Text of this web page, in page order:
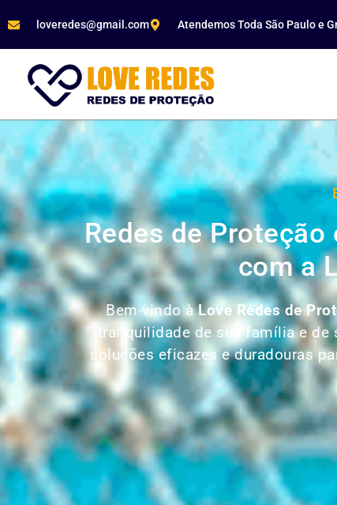
loveredes@gmail.com Atendemos Toda São Paulo e
Redes de
com a
Bem-vindo àLove Redes de
tranquilidade de sua família e de
soluções eficazes e duradouras